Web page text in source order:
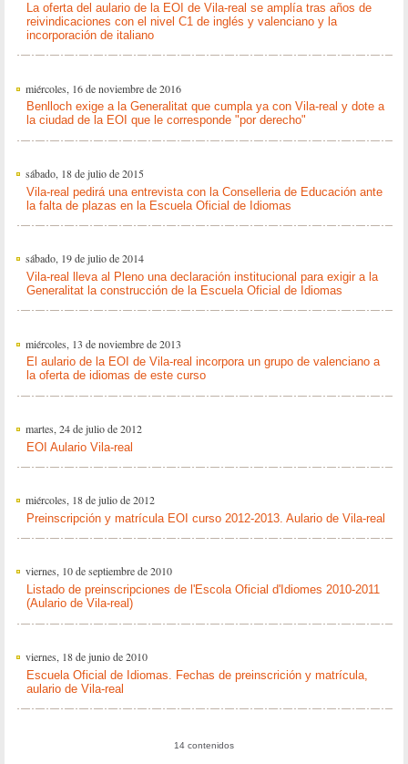
La oferta del aulario de la EOI de Vila-real se amplía tras años de
reivindicaciones con el nivel C1 de inglés y valenciano y la
incorporación de italiano
miércoles, 16 de noviembre de 2016
Benlloch exige a la Generalitat que cumpla ya con Vila-real y dote a
la ciudad de la EOI que le corresponde "por derecho"
sábado, 18 de julio de 2015
Vila-real pedirá una entrevista con la Conselleria de Educación ante
la falta de plazas en la Escuela Oficial de Idiomas
sábado, 19 de julio de 2014
Vila-real lleva al Pleno una declaración institucional para exigir a la
Generalitat la construcción de la Escuela Oficial de Idiomas
miércoles, 13 de noviembre de 2013
El aulario de la EOI de Vila-real incorpora un grupo de valenciano a
la oferta de idiomas de este curso
martes, 24 de julio de 2012
EOI Aulario Vila-real
miércoles, 18 de julio de 2012
Preinscripción y matrícula EOI curso 2012-2013. Aulario de Vila-real
viernes, 10 de septiembre de 2010
Listado de preinscripciones de l'Escola Oficial d'Idiomes 2010-2011
(Aulario de Vila-real)
viernes, 18 de junio de 2010
Escuela Oficial de Idiomas. Fechas de preinscrición y matrícula,
aulario de Vila-real
14 contenidos